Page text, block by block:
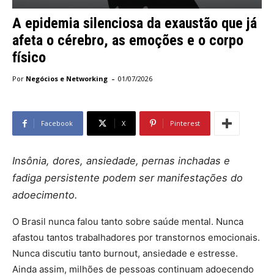
A epidemia silenciosa da exaustão que já
afeta o cérebro, as emoções e o corpo
físico
Por Negócios e Networking - 01/07/2026
Facebook X Pinterest
Insônia, dores, ansiedade, pernas inchadas e
fadiga persistente podem ser manifestações do
adoecimento.
O Brasil nunca falou tanto sobre saúde mental. Nunca
afastou tantos trabalhadores por transtornos emocionais.
Nunca discutiu tanto burnout, ansiedade e estresse.
Ainda assim, milhões de pessoas continuam adoecendo